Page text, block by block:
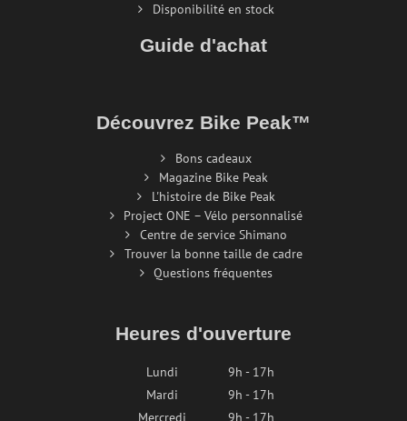
Disponibilité en stock
Guide d'achat
Découvrez Bike Peak™
Bons cadeaux
Magazine Bike Peak
L'histoire de Bike Peak
Project ONE – Vélo personnalisé
Centre de service Shimano
Trouver la bonne taille de cadre
Questions fréquentes
Heures d'ouverture
Lundi
9h - 17h
Mardi
9h - 17h
Mercredi
9h - 17h